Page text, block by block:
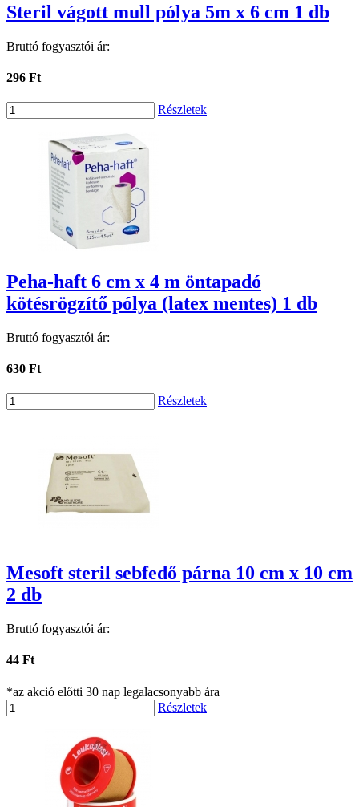
Steril vágott mull pólya 5m x 6 cm 1 db
Bruttó fogyasztói ár:
296 Ft
Részletek
Peha-haft 6 cm x 4 m öntapadó
kötésrögzítő pólya (latex mentes) 1 db
Bruttó fogyasztói ár:
630 Ft
Részletek
Mesoft steril sebfedő párna 10 cm x 10 cm
2 db
Bruttó fogyasztói ár:
44 Ft
*az akció előtti 30 nap legalacsonyabb ára
Részletek